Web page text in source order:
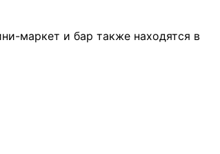
маркет и бар также находятся в